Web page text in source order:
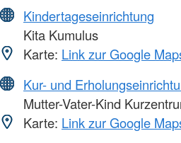
Kindertageseinrichtung
Kita Kumulus
Karte: Link zur Google
Kur- und
Mutter-Vater-Kind
Karte: Link zur Google